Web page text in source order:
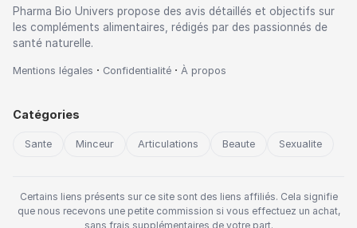
Pharma Bio Univers propose des avis détaillés et objectifs sur
les compléments alimentaires, rédigés par des passionnés de
santé naturelle.
Mentions légales · Confidentialité · À propos
Catégories
Sante Minceur Articulations Beaute Sexualite
Certains liens présents sur ce site sont des liens affiliés. Cela signifie
que nous recevons une petite commission si vous effectuez un achat,
sans frais supplémentaires de votre part.